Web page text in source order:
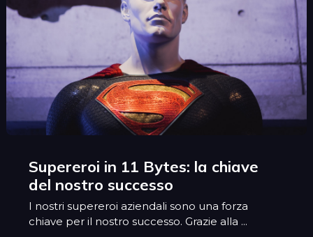
Supereroi in 11 Bytes: la chiave
del nostro successo
I nostri supereroi aziendali sono una forza
chiave per il nostro successo. Grazie alla ...